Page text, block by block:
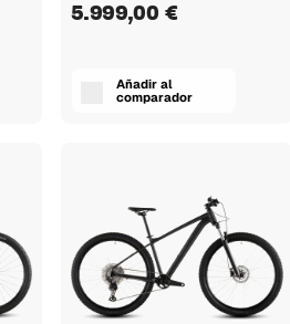
5.999,00 €
Añadir al
comparador